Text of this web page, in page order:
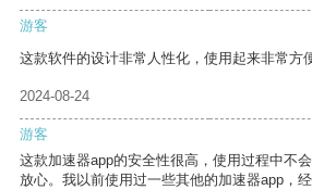
游客
这款软件的设计非常人性化，使用起来非常方
2024-08-24
游客
这款加速器app的安全性很高，使用过程中不
放心。我以前使用过一些其他的加速器app，